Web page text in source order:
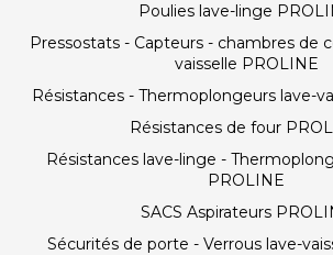
Poulies lave-linge
Pressostats - Capteurs - chambres de
vaisselle PROLINE
Résistances - Thermoplongeurs lave-
Résistances de four
Résistances lave-linge -
PROLINE
SACS Aspirateurs
Sécurités de porte - Verrous lave-